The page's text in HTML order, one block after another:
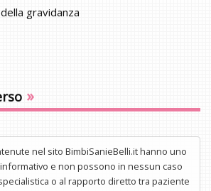
gravidanza
»
nel sito BimbiSanieBelli.it hanno uno
e non possono in nessun caso
o al rapporto diretto tra paziente